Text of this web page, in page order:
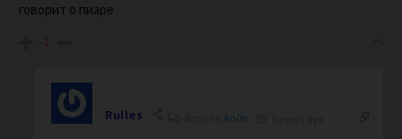
говорит о пиаре
-1
Rulles Reply toAn0n